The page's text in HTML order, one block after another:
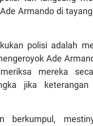
Armando di
polisi adalah
Ade
mereka
jika
berkumpul,